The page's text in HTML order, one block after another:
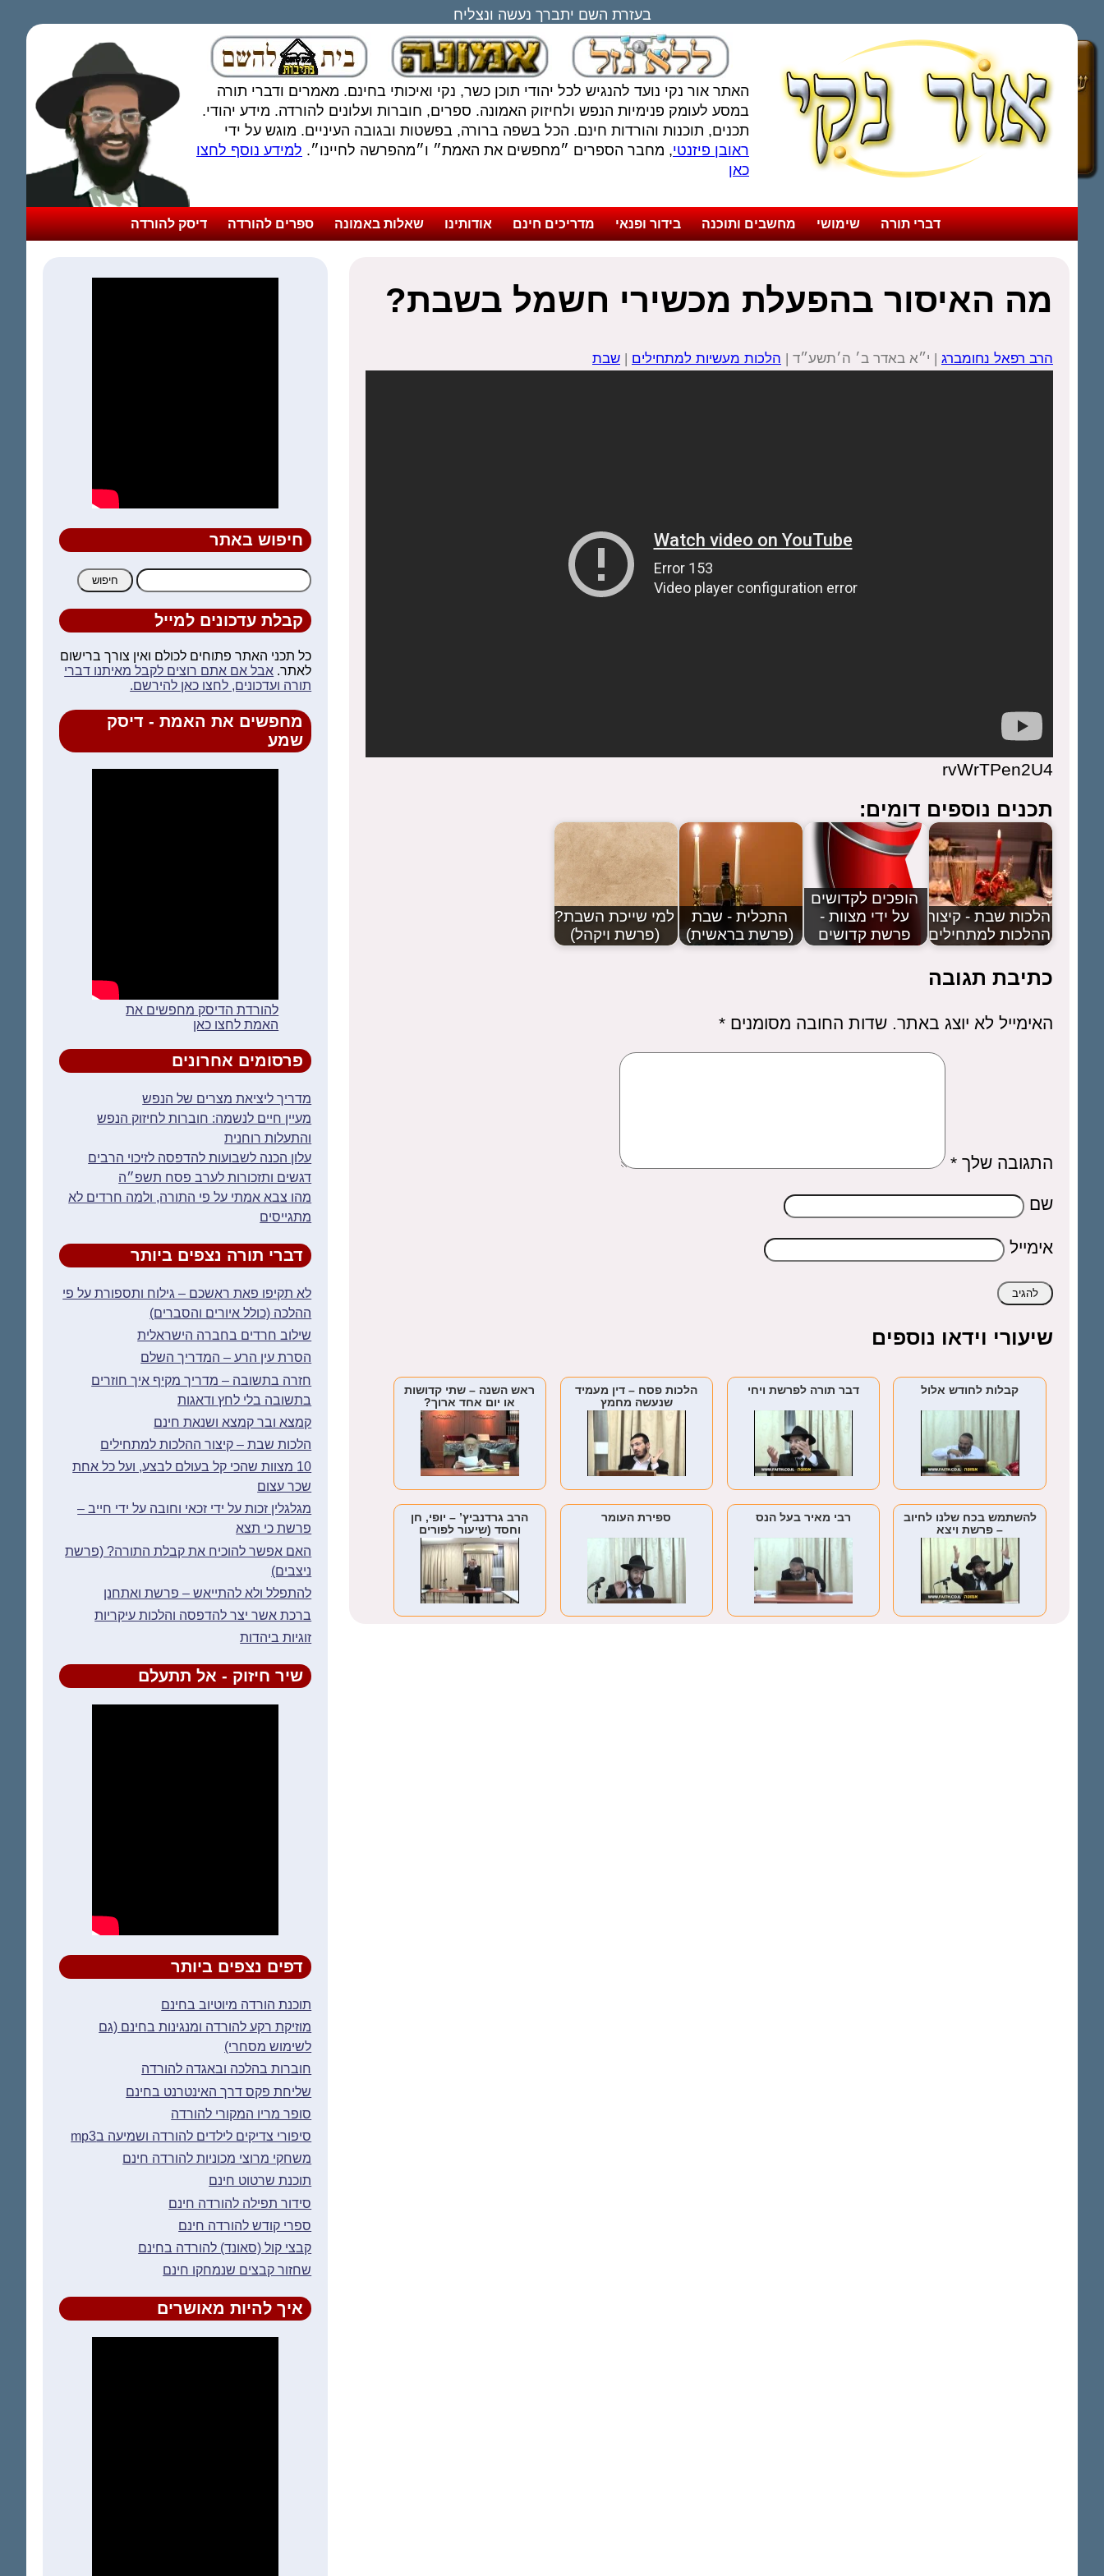
בעזרת השם יתברך נעשה ונצליח
האתר אור נקי נועד להנגיש לכל יהודי תוכן כשר, נקי ואיכותי בחינם. מאמרים ודברי תורה
במסע לעומק פנימיות הנפש ולחיזוק האמונה. ספרים, חוברות ועלונים להורדה. מידע יהודי.
תכנים, תוכנות והורדות חינם. הכל בשפה ברורה, בפשטות ובגובה העיניים. מוגש על ידי
ראובן פיזנטי, מחבר הספרים ״מחפשים את האמת״ ו״מהפרשה לחיינו״. למידע נוסף לחצו
כאן
דברי תורה שימושי מחשבים ותוכנה בידור ופנאי מדריכים חינם אודותינו שאלות באמונה ספרים להורדה דיסק להורדה
מה האיסור בהפעלת מכשירי חשמל בשבת?
הרב רפאל נחומברג | י״א באדר ב׳ ה׳תשע״ד | הלכות מעשיות למתחילים | שבת
rvWrTPen2U4
תכנים נוספים דומים:
הלכות שבת - קיצור
ההלכות למתחילים
הופכים לקדושים
על ידי מצוות -
פרשת קדושים
התכלית - שבת
(פרשת בראשית)
למי שייכת השבת?
(פרשת ויקהל)
כתיבת תגובה
האימייל לא יוצג באתר. שדות החובה מסומנים *
התגובה שלך *
שם
אימייל
שיעורי וידאו נוספים
קבלות לחודש אלול דבר תורה לפרשת ויחי
הלכות פסח – דין מעמיד
שנעשה מחמץ
ראש השנה – שתי קדושות
או יום אחד ארוך?
להשתמש בכח שלנו לחיוב
– פרשת ויצא
רבי מאיר בעל הנס ספירת העומר
הרב גרדנביץ’ – יופי, חן
וחסד (שיעור לפורים
ומגילת אסתר)
חיפוש באתר
חיפוש:
קבלת עדכונים למייל
כל תכני האתר פתוחים לכולם ואין צורך ברישום
לאתר. אבל אם אתם רוצים לקבל מאיתנו דברי
תורה ועדכונים, לחצו כאן להירשם.
מחפשים את האמת - דיסק
שמע
להורדת הדיסק מחפשים את
האמת לחצו כאן
פרסומים אחרונים
מדריך ליציאת מצרים של הנפש
מעיין חיים לנשמה: חוברות לחיזוק הנפש
והתעלות רוחנית
עלון הכנה לשבועות להדפסה לזיכוי הרבים
דגשים ותזכורות לערב פסח תשפ״ה
מהו צבא אמתי על פי התורה, ולמה חרדים לא
מתגייסים
דברי תורה נצפים ביותר
לא תקיפו פאת ראשכם – גילוח ותספורת על פי
ההלכה (כולל איורים והסברים)
שילוב חרדים בחברה הישראלית
הסרת עין הרע – המדריך השלם
חזרה בתשובה – מדריך מקיף איך חוזרים
בתשובה בלי לחץ ודאגות
קמצא ובר קמצא ושנאת חינם
הלכות שבת – קיצור ההלכות למתחילים
10 מצוות שהכי קל בעולם לבצע, ועל כל אחת
שכר עצום
מגלגלין זכות על ידי זכאי וחובה על ידי חייב –
פרשת כי תצא
האם אפשר להוכיח את קבלת התורה? (פרשת
ניצבים)
להתפלל ולא להתייאש – פרשת ואתחנן
ברכת אשר יצר להדפסה והלכות עיקריות
זוגיות ביהדות
שיר חיזוק - אל תתעלם
דפים נצפים ביותר
תוכנת הורדה מיוטיוב בחינם
מוזיקת רקע להורדה ומנגינות בחינם (גם
לשימוש מסחרי)
חוברות בהלכה ובאגדה להורדה
שליחת פקס דרך האינטרנט בחינם
סופר מריו המקורי להורדה
סיפורי צדיקים לילדים להורדה ושמיעה בmp3
משחקי מרוצי מכוניות להורדה חינם
תוכנת שרטוט חינם
סידור תפילה להורדה חינם
ספרי קודש להורדה חינם
קבצי קול (סאונד) להורדה בחינם
שחזור קבצים שנמחקו חינם
איך להיות מאושרים